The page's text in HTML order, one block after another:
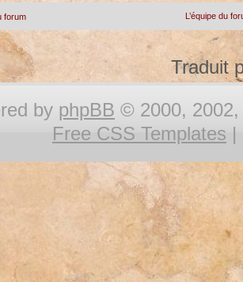
forum L’équipe du
Traduit
by phpBB © 2000, 2002,
Free CSS Templates |